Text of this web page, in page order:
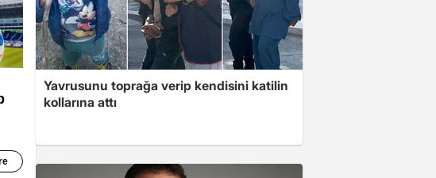
Yavrusunu toprağa verip kendisini katilin
kollarına attı